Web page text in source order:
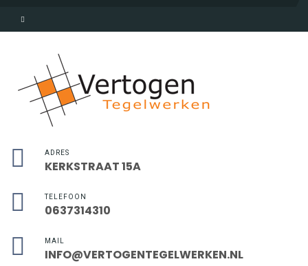
ADRES
KERKSTRAAT 15A
TELEFOON
0637314310
MAIL
INFO@VERTOGENTEGELWERKEN.NL